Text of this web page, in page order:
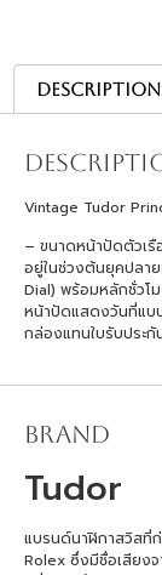
Description
Vintage Tudor
– ขนาดหน้าปัดตัวเรื
อยู่ในช่วงต้นยุคปลา
Dial) พร้อมหลักชั่วโ
หน้าปัดแสดงวันที่แบ
กล่องแทนใบรับประกั
Brand
Tudor
แบรนด์นาฬิกาสวิสที่
Rolex ซึ่งมีชื่อเสียง